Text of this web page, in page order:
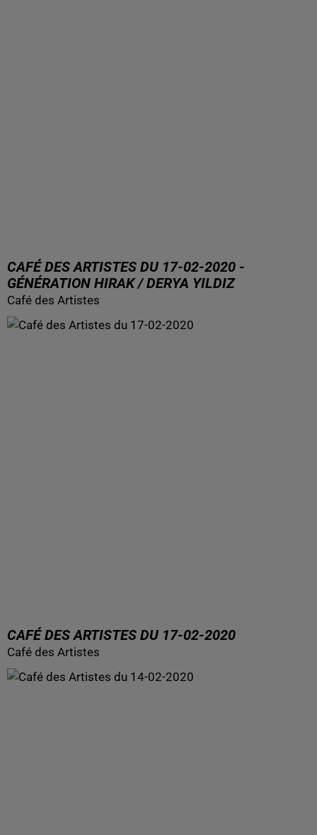
CAFÉ DES ARTISTES DU 17-02-2020 -
GÉNÉRATION HIRAK / DERYA YILDIZ
Café des Artistes
CAFÉ DES ARTISTES DU 17-02-2020
Café des Artistes